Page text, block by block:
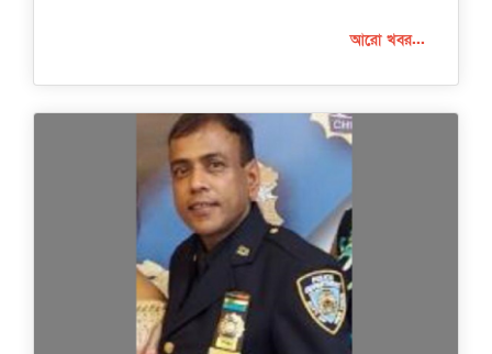
আরো খবর...